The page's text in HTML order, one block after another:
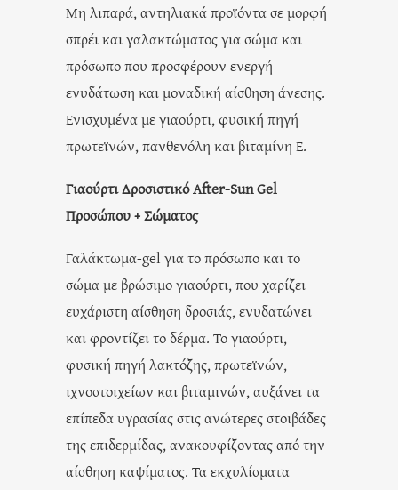
Μη λιπαρά, αντηλιακά προϊόντα σε μορφή
σπρέι και γαλακτώματος για σώμα και
πρόσωπο που προσφέρουν ενεργή
ενυδάτωση και μοναδική αίσθηση άνεσης.
Ενισχυμένα με γιαούρτι, φυσική πηγή
πρωτεϊνών, πανθενόλη και βιταμίνη Ε.
Γιαούρτι Δροσιστικό After-Sun Gel
Προσώπου + Σώματος
Γαλάκτωμα-gel για το πρόσωπο και το
σώμα με βρώσιμο γιαούρτι, που χαρίζει
ευχάριστη αίσθηση δροσιάς, ενυδατώνει
και φροντίζει το δέρμα. Το γιαούρτι,
φυσική πηγή λακτόζης, πρωτεϊνών,
ιχνοστοιχείων και βιταμινών, αυξάνει τα
επίπεδα υγρασίας στις ανώτερες στοιβάδες
της επιδερμίδας, ανακουφίζοντας από την
αίσθηση καψίματος. Τα εκχυλίσματα